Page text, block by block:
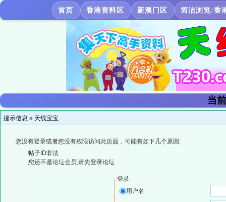
首页 香港资料区 新澳门区 简洁浏览:香
当
提示信息 » 天线宝宝
您没有登录或者您没有权限访问此页面，可能有如下几个原因:
帖子ID非法
您还不是论坛会员,请先登录论坛
登录
用户名